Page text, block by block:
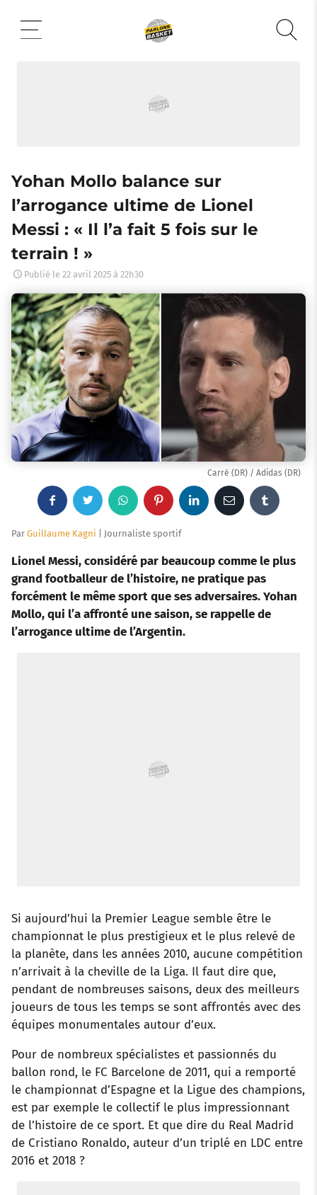
contenu
Yohan Mollo balance sur
l’arrogance ultime de Lionel
Messi : « Il l’a fait 5 fois sur le
terrain ! »
Publié le 22 avril 2025 à 22h30
Carré (DR) / Adidas (DR)
a
c
e
b
w
i
t
t
W
h
a
s
P
i
n
e
n
k
e
E
a
i
l
m
b
Par Guillaume Kagni | Journaliste sportif
Lionel Messi, considéré par beaucoup comme le plus
grand footballeur de l’histoire, ne pratique pas
forcément le même sport que ses adversaires. Yohan
Mollo, qui l’a affronté une saison, se rappelle de
l’arrogance ultime de l’Argentin.
Si aujourd’hui la Premier League semble être le
championnat le plus prestigieux et le plus relevé de
la planète, dans les années 2010, aucune compétition
n’arrivait à la cheville de la Liga. Il faut dire que,
pendant de nombreuses saisons, deux des meilleurs
joueurs de tous les temps se sont affrontés avec des
équipes monumentales autour d’eux.
Pour de nombreux spécialistes et passionnés du
ballon rond, le FC Barcelone de 2011, qui a remporté
le championnat d’Espagne et la Ligue des champions,
est par exemple le collectif le plus impressionnant
de l’histoire de ce sport. Et que dire du Real Madrid
de Cristiano Ronaldo, auteur d’un triplé en LDC entre
2016 et 2018 ?